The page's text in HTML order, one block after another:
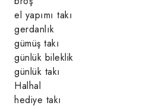
el yapımı takı
gerdanlık
gümüş takı
günlük bileklik
günlük takı
Halhal
hediye takı